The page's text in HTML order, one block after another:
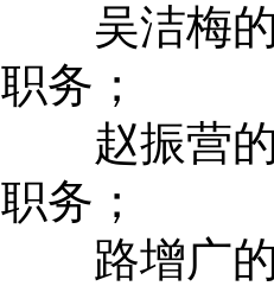
吴洁梅的
职务；
赵振营的
职务；
路增广的